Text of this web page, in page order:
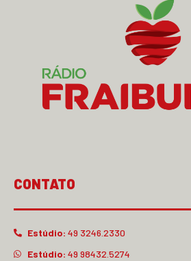
CONTATO
Estúdio: 49 3246.2330
Estúdio: 49 98432.5274